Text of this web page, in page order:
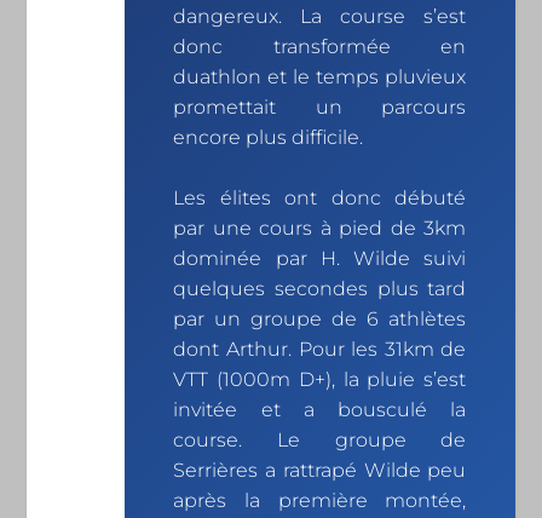
dangereux. La course s’est
donc transformée en
duathlon et le temps pluvieux
promettait un parcours
encore plus difficile.
Les élites ont donc débuté
par une cours à pied de 3km
dominée par H. Wilde suivi
quelques secondes plus tard
par un groupe de 6 athlètes
dont Arthur. Pour les 31km de
VTT (1000m D+), la pluie s’est
invitée et a bousculé la
course. Le groupe de
Serrières a rattrapé Wilde peu
après la première montée,